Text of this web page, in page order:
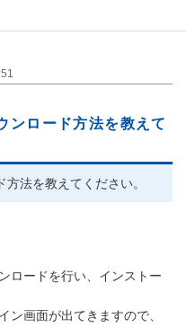
ンロード方法を教えて
法を教えてください。
ロードを行い、インストー
ン画面が出てきますので、